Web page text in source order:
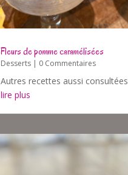
Fleurs de pomme caramélisées
Desserts| 0 Commentaires
Autres recettes aussi consultées
lire plus